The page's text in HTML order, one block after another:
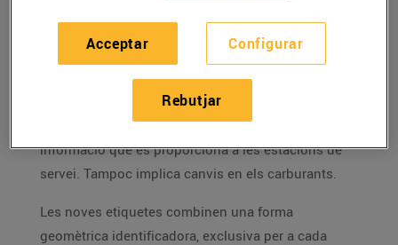
Millorar la informació als consumidors.
El nou etiquetatge informatiu no modifica la
informació que es proporciona a les estacions de
servei. Tampoc implica canvis en els carburants.
Les noves etiquetes combinen una forma
geomètrica identificadora, exclusiva per a cada
Configurar
Rebutjar
Acceptar